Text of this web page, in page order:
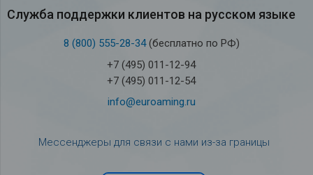
Служба под­держки кли­ен­тов на рус­ском языке
8 (800) 555-28-34(бесплатно по РФ)
+7 (495) 011-12-94
+7 (495) 011-12-54
info@euroaming.ru
Мессенджеры для связи с нами из-за границы